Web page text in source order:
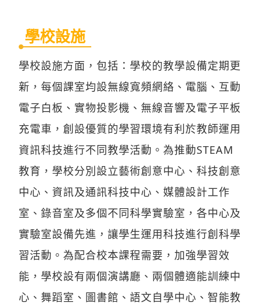
學校設施
學校設施方面，包括：學校的教學設備定期更
新，每個課室均設無線寬頻網絡、電腦、互動
電子白板、實物投影機、無線音響及電子平板
充電車，創設優質的學習環境有利於教師運用
資訊科技進行不同教學活動。為推動STEAM
教育，學校分別設立藝術創意中心、科技創意
中心、資訊及通訊科技中心、媒體設計工作
室、錄音室及多個不同科學實驗室，各中心及
實驗室設備先進，讓學生運用科技進行創科學
習活動。為配合校本課程需要，加強學習效
能，學校設有兩個演講廳、兩個體適能訓練中
心、舞蹈室、圖書館、語文自學中心、智能教